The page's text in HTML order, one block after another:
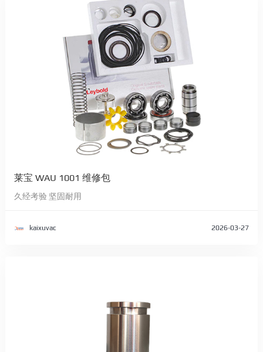
莱宝 WAU 1001 维修包
久经考验 坚固耐用
kaixuvac 2026-03-27